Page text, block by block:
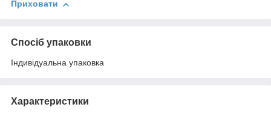
Приховати
Спосіб упаковки
Індивідуальна упаковка
Характеристики